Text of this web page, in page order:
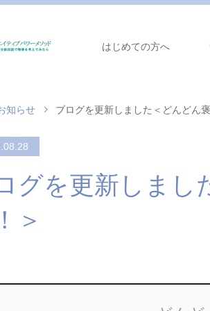
はじめての方へ
知らせ ブログを更新しました＜どんどん
グを更新しまし
＞